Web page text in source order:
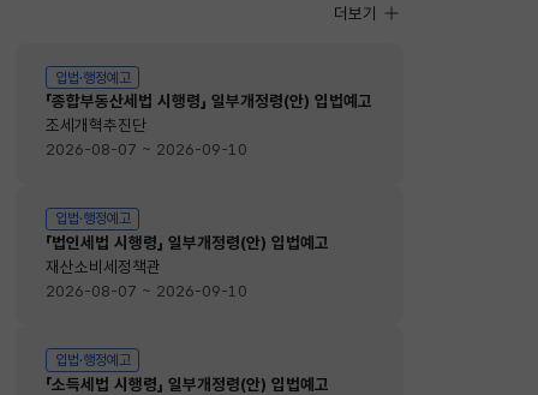
입법·행정예고
입법·행정예고
「종합부동산세법 시행령」 일부개정령(안) 입법예고
조세개혁추진단
2026-08-07 ~ 2026-09-10
입법·행정예고
「법인세법 시행령」 일부개정령(안) 입법예고
재산소비세정책관
2026-08-07 ~ 2026-09-10
입법·행정예고
「소득세법 시행령」 일부개정령(안) 입법예고
입법·행정예고
더보기